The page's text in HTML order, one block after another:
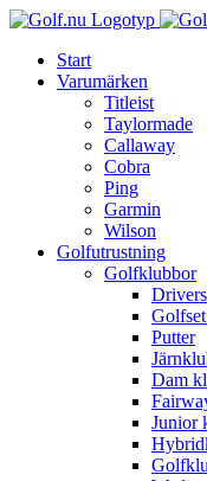
Fortsätt
innehållet
Start
Varumärken
Titleist
Taylormade
Callaway
Cobra
Ping
Garmin
Wilson
Golfutrustning
Golfklubbor
Drivers
Putter
Dam
Junior